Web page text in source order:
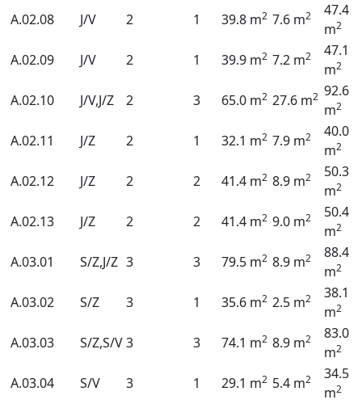
A.02.08 J/V 2 1 39.8 m2 7.6 m2
47.4
m2
A.02.09 J/V 2 1 39.9 m2 7.2 m2
47.1
m2
A.02.10 J/V,J/Z 2 3 65.0 m2 27.6 m2 92.6
m2
A.02.11 J/Z 2 1 32.1 m2 7.9 m2
40.0
m2
A.02.12 J/Z 2 2 41.4 m2 8.9 m2
50.3
m2
A.02.13 J/Z 2 2 41.4 m2 9.0 m2
50.4
m2
A.03.01 S/Z,J/Z 3 3 79.5 m2 8.9 m2
88.4
m2
A.03.02 S/Z 3 1 35.6 m2 2.5 m2
38.1
m2
A.03.03 S/Z,S/V3 3 74.1 m2 8.9 m2
83.0
m2
A.03.04 S/V 3 1 29.1 m2 5.4 m2
34.5
m2